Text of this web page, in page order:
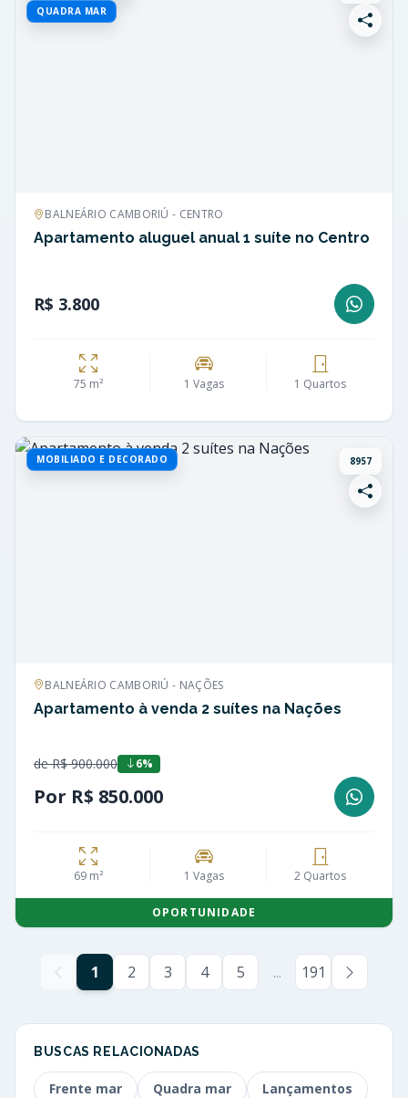
QUADRA MAR
BALNEÁRIO CAMBORIÚ - CENTRO
Apartamento aluguel anual 1 suíte no Centro
R$ 3.800
75 m² 1 Vagas 1 Quartos
MOBILIADO E DECORADO 8957
BALNEÁRIO CAMBORIÚ - NAÇÕES
Apartamento à venda 2 suítes na Nações
de R$ 900.000 6%
Por R$ 850.000
69 m² 1 Vagas 2 Quartos
OPORTUNIDADE
1 2 3 4 5 ... 191
BUSCAS RELACIONADAS
Frente mar Quadra mar
Lançamentos